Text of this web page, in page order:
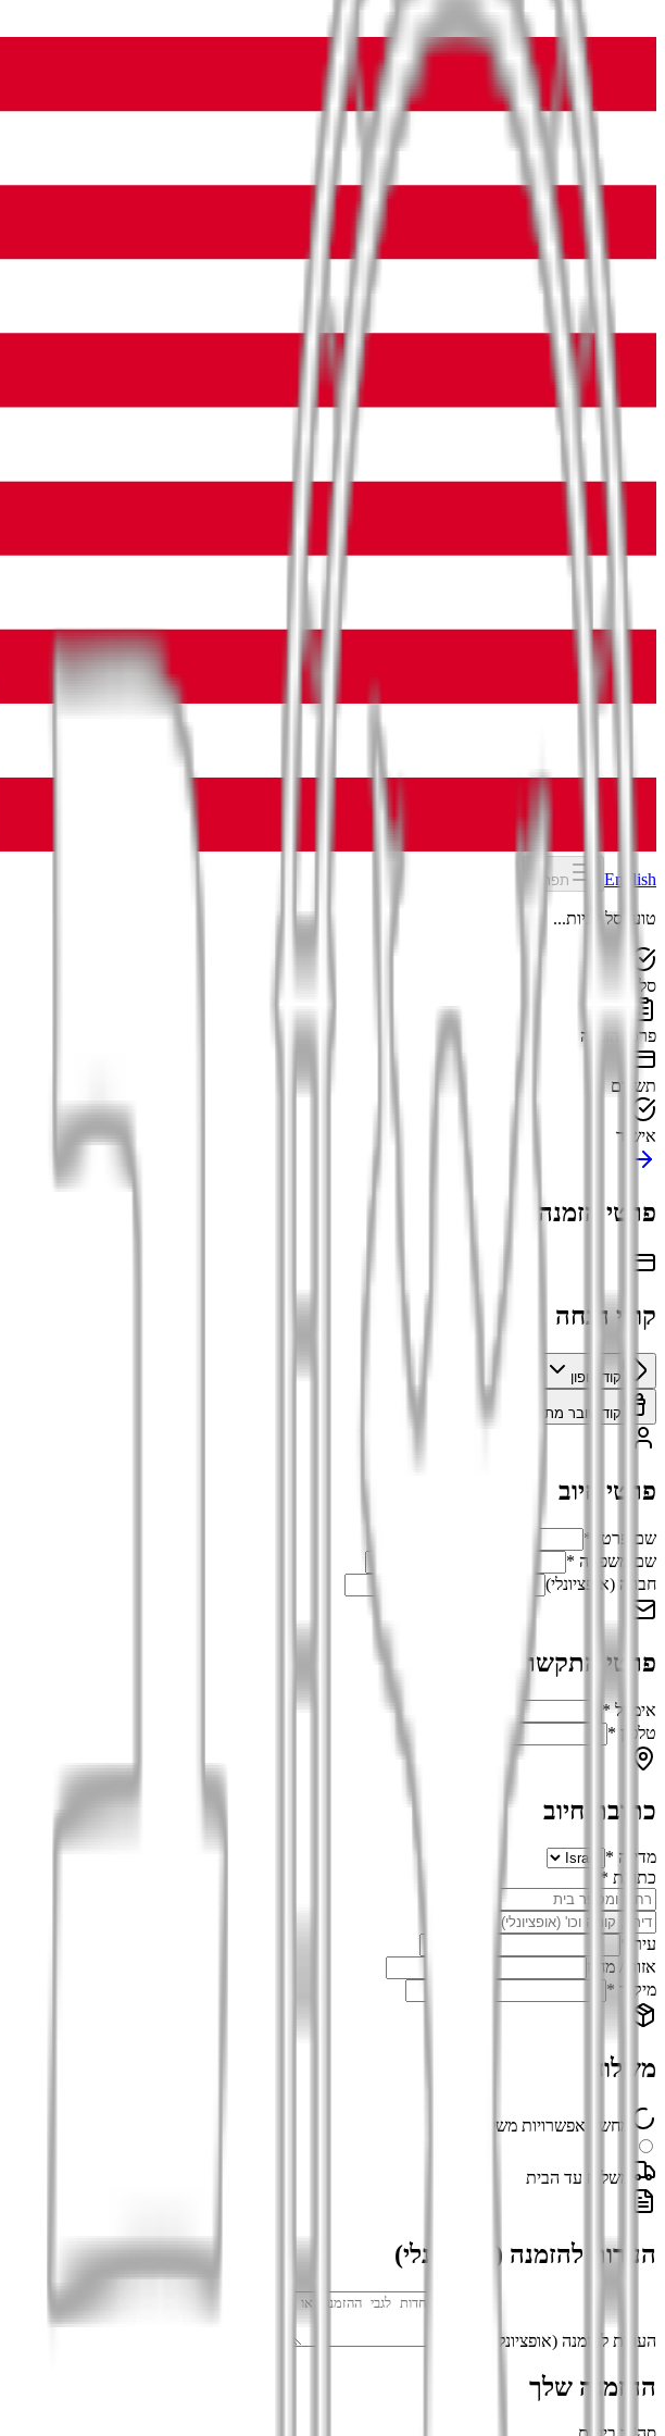
English תפריט
טוען סל קניות...
סל קניות
פרטי הזמנה
תשלום
אישור
פרטי הזמנה
קודי הנחה
קוד קופון
קוד שובר מתנה
פרטי חיוב
שם פרטי *
שם משפחה *
חברה (אופציונלי)
פרטי התקשרות
אימייל *
טלפון *
כתובת חיוב
מדינה *
כתובת *
עיר *
אזור / מחוז
מיקוד *
משלוח
מחשב אפשרויות משלוח...
משלוח עד הבית
הערות להזמנה (אופציונלי)
הערות להזמנה (אופציונלי)
ההזמנה שלך